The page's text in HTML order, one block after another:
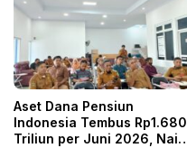
Aset Dana Pensiun
Indonesia Tembus Rp1.680
Triliun per Juni 2026, Naik